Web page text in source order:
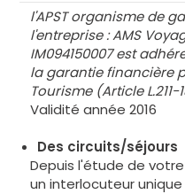
l'APST organisme de
l'entreprise : AMS
IM094150007 est
la garantie financière
Tourisme (Article L.211-
Validité année 2016
Des circuits/séjours
Depuis l'étude de
un interlocuteur